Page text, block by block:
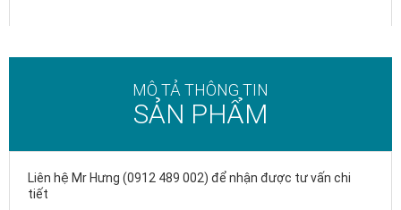
MÔ TẢ THÔNG TIN
SẢN PHẨM
Liên hệ Mr Hưng (0912 489 002) để nhận được tư vấn chi
tiết